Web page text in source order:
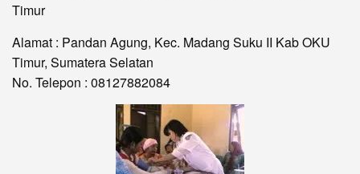
Timur
Alamat : Pandan Agung, Kec. Madang Suku II Kab OKU
Timur, Sumatera Selatan
No. Telepon : 08127882084